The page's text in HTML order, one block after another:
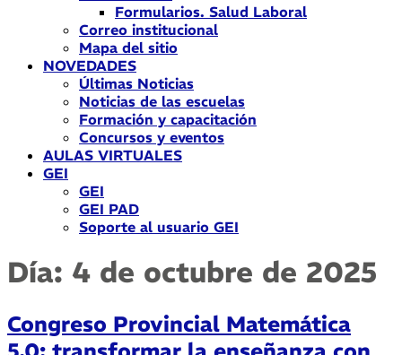
Formularios. Salud Laboral
Correo institucional
Mapa del sitio
NOVEDADES
Últimas Noticias
Noticias de las escuelas
Formación y capacitación
Concursos y eventos
AULAS VIRTUALES
GEI
GEI
GEI PAD
Soporte al usuario GEI
Día: 4 de octubre de 2025
Congreso Provincial Matemática